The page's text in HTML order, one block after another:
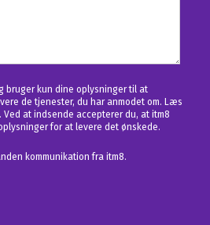
bruger kun dine oplysninger til at
de tjenester, du har anmodet om. Læs
Ved at indsende accepterer du, at itm8
for at levere det ønskede.
kommunikation fra itm8.